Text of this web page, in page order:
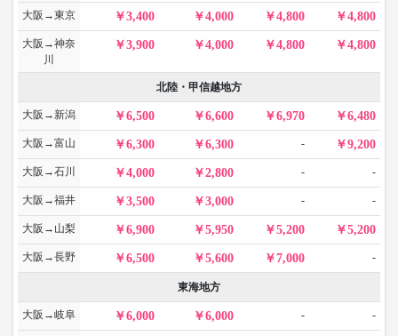
大阪→東京 3,400 4,000 4,800 4,800
大阪→神奈
川
3,900 4,000 4,800 4,800
北陸・甲信越地方
大阪→新潟 6,500 6,600 6,970 6,480
大阪→富山 6,300 6,300 - 9,200
大阪→石川 4,000 2,800 - -
大阪→福井 3,500 3,000 - -
大阪→山梨 6,900 5,950 5,200 5,200
大阪→長野 6,500 5,600 7,000 -
東海地方
大阪→岐阜 6,000 6,000 - -